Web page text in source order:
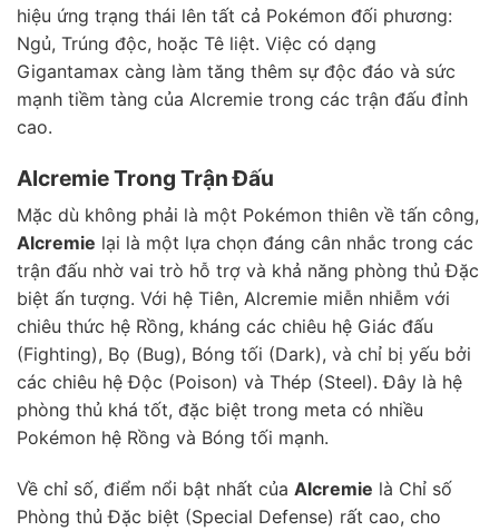
hiệu ứng trạng thái lên tất cả Pokémon đối phương:
Ngủ, Trúng độc, hoặc Tê liệt. Việc có dạng
Gigantamax càng làm tăng thêm sự độc đáo và sức
mạnh tiềm tàng của Alcremie trong các trận đấu đỉnh
cao.
Alcremie Trong Trận Đấu
Mặc dù không phải là một Pokémon thiên về tấn công,
Alcremie lại là một lựa chọn đáng cân nhắc trong các
trận đấu nhờ vai trò hỗ trợ và khả năng phòng thủ Đặc
biệt ấn tượng. Với hệ Tiên, Alcremie miễn nhiễm với
chiêu thức hệ Rồng, kháng các chiêu hệ Giác đấu
(Fighting), Bọ (Bug), Bóng tối (Dark), và chỉ bị yếu bởi
các chiêu hệ Độc (Poison) và Thép (Steel). Đây là hệ
phòng thủ khá tốt, đặc biệt trong meta có nhiều
Pokémon hệ Rồng và Bóng tối mạnh.
Về chỉ số, điểm nổi bật nhất của Alcremie là Chỉ số
Phòng thủ Đặc biệt (Special Defense) rất cao, cho